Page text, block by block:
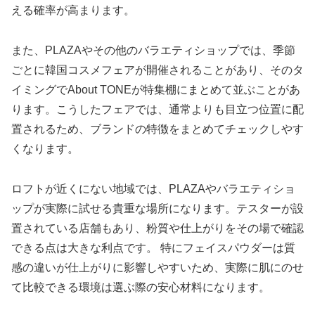
える確率が高まります。
また、PLAZAやその他のバラエティショップでは、季節
ごとに韓国コスメフェアが開催されることがあり、そのタ
イミングでAbout TONEが特集棚にまとめて並ぶことがあ
ります。こうしたフェアでは、通常よりも目立つ位置に配
置されるため、ブランドの特徴をまとめてチェックしやす
くなります。
ロフトが近くにない地域では、PLAZAやバラエティショ
ップが実際に試せる貴重な場所になります。テスターが設
置されている店舗もあり、粉質や仕上がりをその場で確認
できる点は大きな利点です。 特にフェイスパウダーは質
感の違いが仕上がりに影響しやすいため、実際に肌にのせ
て比較できる環境は選ぶ際の安心材料になります。